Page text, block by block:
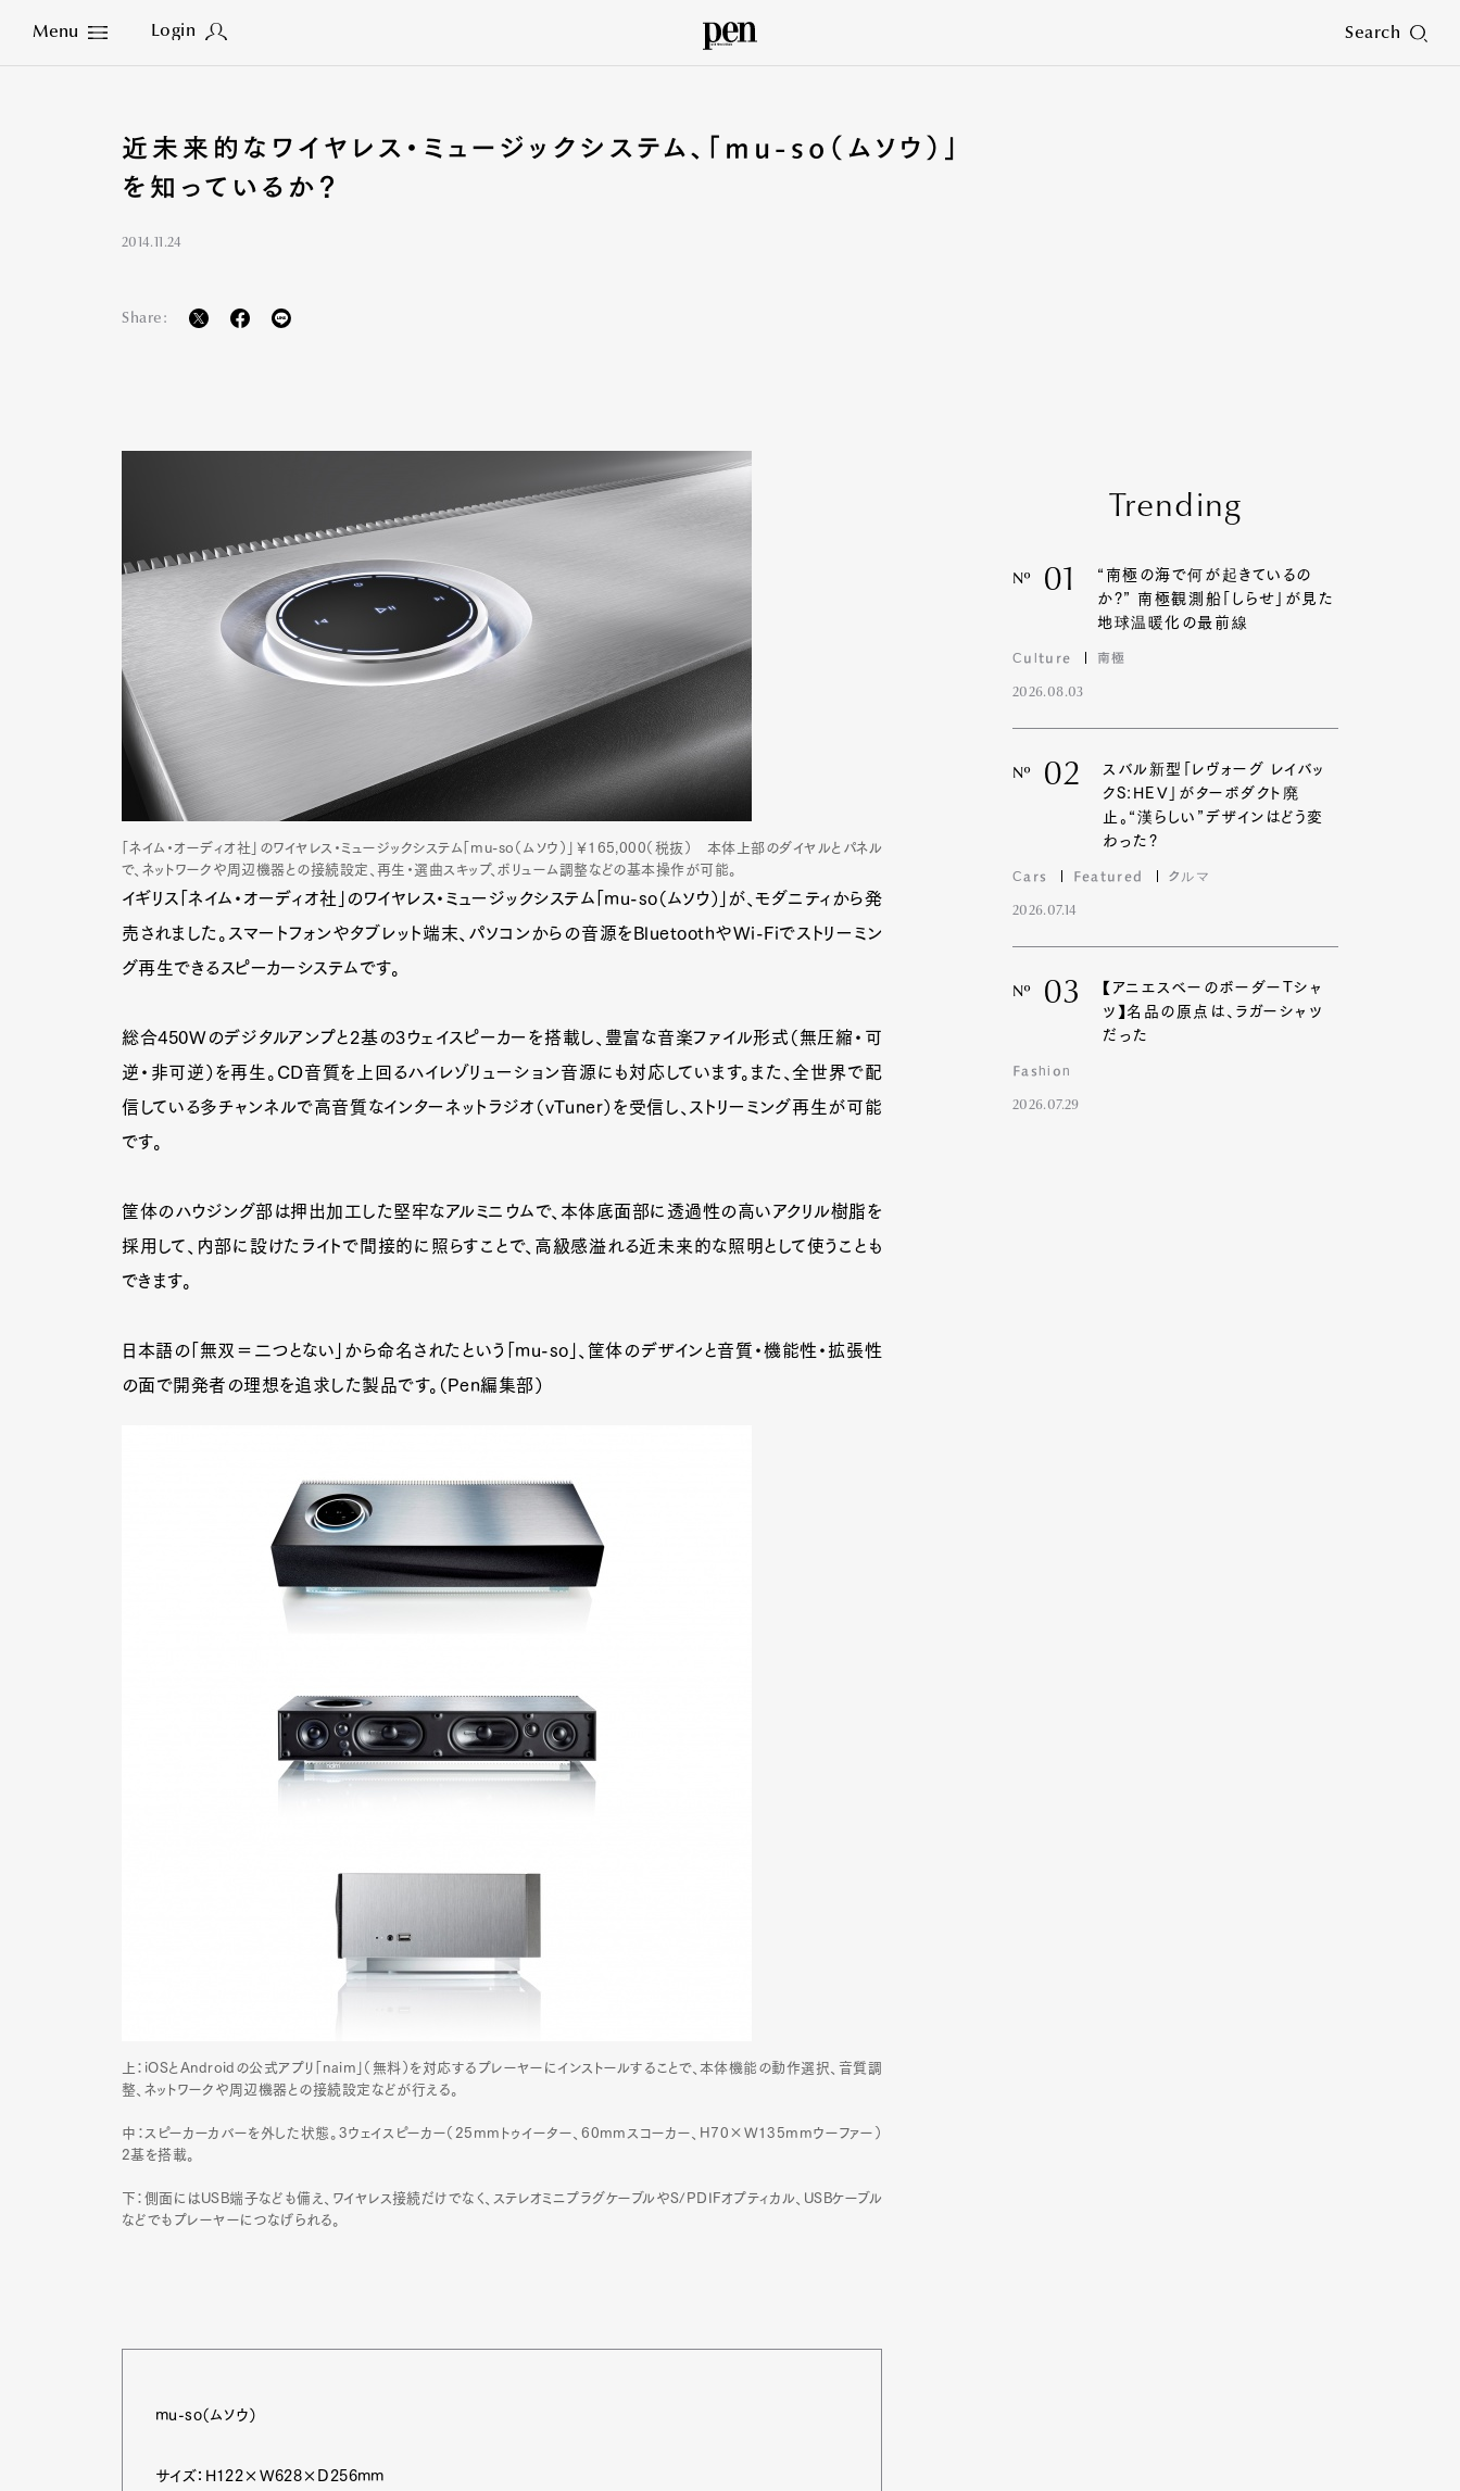
Menu Login Search
Close
近未来的なワイヤレス・ミュージックシステム、「mu-so（ムソウ）」
を知っているか？
2014.11.24
Share:
「ネイム・オーディオ社」のワイヤレス・ミュージックシステム「mu-so（ムソウ）」￥165,000（税抜） 本体上部のダイヤルとパネル
で、ネットワークや周辺機器との接続設定、再生・選曲スキップ、ボリューム調整などの基本操作が可能。
イギリス「ネイム・オーディオ社」のワイヤレス・ミュージックシステム「mu-so（ムソウ）」が、モダニティから発
売されました。スマートフォンやタブレット端末、パソコンからの音源をBluetoothやWi-Fiでストリーミン
グ再生できるスピーカーシステムです。
総合450Wのデジタルアンプと2基の3ウェイスピーカーを搭載し、豊富な音楽ファイル形式（無圧縮・可
逆・非可逆）を再生。CD音質を上回るハイレゾリューション音源にも対応しています。また、全世界で配
信している多チャンネルで高音質なインターネットラジオ（vTuner）を受信し、ストリーミング再生が可能
です。
筐体のハウジング部は押出加工した堅牢なアルミニウムで、本体底面部に透過性の高いアクリル樹脂を
採用して、内部に設けたライトで間接的に照らすことで、高級感溢れる近未来的な照明として使うことも
できます。
日本語の「無双＝二つとない」から命名されたという「mu-so」、筐体のデザインと音質・機能性・拡張性
の面で開発者の理想を追求した製品です。（Pen編集部）
上：iOSとAndroidの公式アプリ「naim」（無料）を対応するプレーヤーにインストールすることで、本体機能の動作選択、音質調
整、ネットワークや周辺機器との接続設定などが行える。
中：スピーカーカバーを外した状態。3ウェイスピーカー（25mmトゥイーター、60mmスコーカー、H70×W135mmウーファー）
2基を搭載。
下：側面にはUSB端子なども備え、ワイヤレス接続だけでなく、ステレオミニプラグケーブルやS/PDIFオプティカル、USBケーブル
などでもプレーヤーにつなげられる。
mu-so（ムソウ）
サイズ：H122×W628×D256mm
Trending
Nº 01
“南極の海で何が起きているの
か?” 南極観測船「しらせ」が見た
地球温暖化の最前線
Culture 南極
2026.08.03
Nº 02
スバル新型「レヴォーグ レイバッ
クS:HEV」がターボダクト廃
止。“漢らしい”デザインはどう変
わった?
Cars Featured クルマ
2026.07.14
Nº 03
【アニエスベーのボーダーTシャ
ツ】名品の原点は、ラガーシャツ
だった
Fashion
2026.07.29